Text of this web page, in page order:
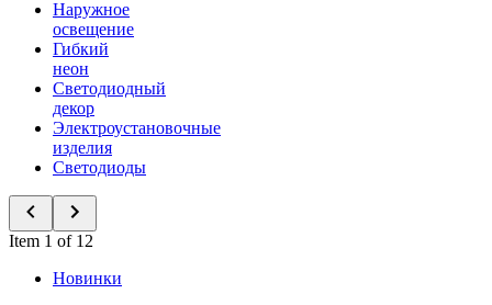
Наружное
освещение
Гибкий
неон
Светодиодный
декор
Электроустановочные
изделия
Светодиоды
Item 1 of 12
Новинки